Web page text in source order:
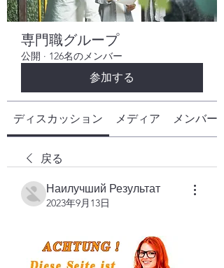
専門職グループ
公開 · 126名のメンバー
参加する
ディスカッション メディア メンバー
戻る
Наилучший Результат
2023年9月13日